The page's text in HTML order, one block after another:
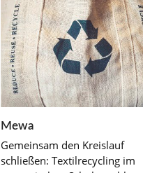
Mewa
Gemeinsam den Kreislauf
schließen: Textilrecycling im